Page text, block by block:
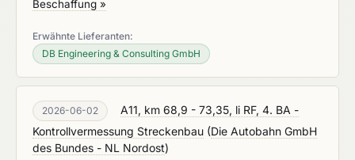
Beschaffung »
Erwähnte Lieferanten:
DB Engineering & Consulting GmbH
2026-06-02
A11, km 68,9 - 73,35, li RF, 4. BA -
Kontrollvermessung Streckenbau (Die Autobahn GmbH
des Bundes - NL Nordost)